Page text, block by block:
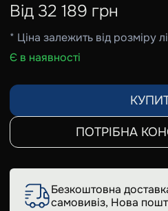
Від 32 189 грн
* Ціна залежить від розміру
Є в наявності
ПОТРІБНА
Безкоштовна
самовивіз, Нова